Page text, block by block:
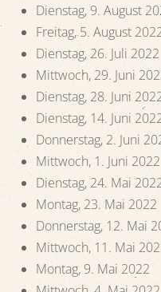
Dienstag, 9. August
Freitag, 5. August
Dienstag, 26. Juli 2022
Mittwoch, 29. Juni
Dienstag, 28. Juni
Dienstag, 14. Juni
Donnerstag, 2. Juni
Mittwoch, 1. Juni 2022
Dienstag, 24. Mai
Montag, 23. Mai 2022
Donnerstag, 12. Mai
Mittwoch, 11. Mai
Montag, 9. Mai 2022